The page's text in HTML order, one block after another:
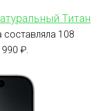
Титан
составляла 108
₽.